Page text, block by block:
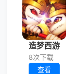
造梦西游
8次下载
查看